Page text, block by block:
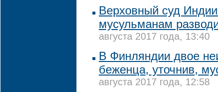
Верховный суд
мусульманам
августа 2017 года, 13:40
В Финляндии двое
беженца, уточнив,
августа 2017 года, 12:58